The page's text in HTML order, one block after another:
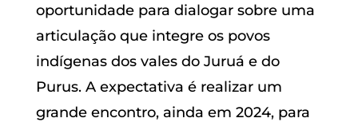
gestão da Coiab vem fazendo pela luta
na defesa dos direitos dos povos
indígenas”, explicou o coordenador-
geral da Coiab.